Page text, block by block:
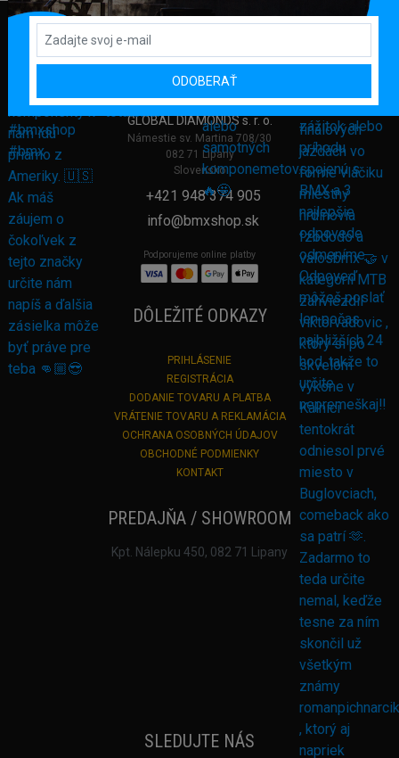
FAKTURAČNÁ ADRESA
GLOBAL DIAMONDS s. r. o.
Námestie sv. Martina 708/30
082 71 Lipany
Slovensko
+421 948 374 905
info@bmxshop.sk
Podporujeme online platby
DÔLEŽITÉ ODKAZY
PRIHLÁSENIE
REGISTRÁCIA
DODANIE TOVARU A PLATBA
VRÁTENIE TOVARU A REKLAMÁCIA
OCHRANA OSOBNÝCH ÚDAJOV
OBCHODNÉ PODMIENKY
KONTAKT
PREDAJŇA / SHOWROOM
Kpt. Nálepku 450, 082 71 Lipany
SLEDUJTE NÁS
ODOBERAŤ